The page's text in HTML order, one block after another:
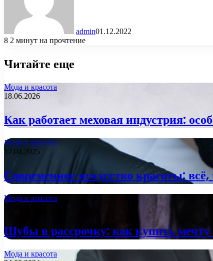
admin01.12.2022
8 2 минут на прочтение
Читайте еще
Мода и красота
18.06.2026
Как работает меховая индустрия:
Мода и красота
17.04.2025
Современное искусство красоты:
Мода и красота
Шубы в рассрочку: как купить мечту
Мода и красота